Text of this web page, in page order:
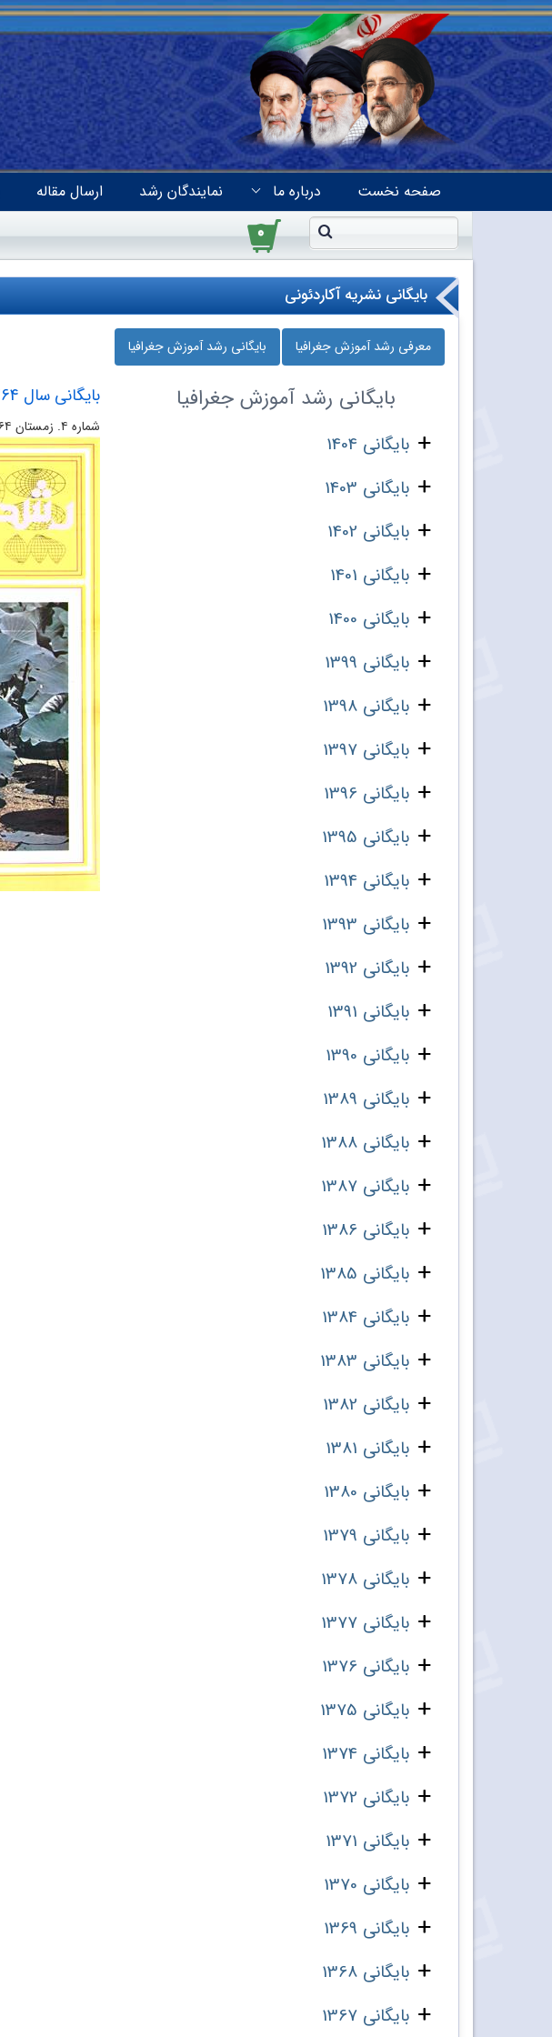
صفحه نخست درباره ما نمایندگان رشد ارسال مقاله
۰
بایگانی نشریه آکاردئونی
معرفی رشد آموزش جغرافیا بایگانی رشد آموزش جغرافیا
بایگانی رشد آموزش جغرافیا
بایگانی 1404
بایگانی 1403
بایگانی 1402
بایگانی 1401
بایگانی 1400
بایگانی 1399
بایگانی 1398
بایگانی 1397
بایگانی 1396
بایگانی 1395
بایگانی 1394
بایگانی 1393
بایگانی 1392
بایگانی 1391
بایگانی 1390
بایگانی 1389
بایگانی 1388
بایگانی 1387
بایگانی 1386
بایگانی 1385
بایگانی 1384
بایگانی 1383
بایگانی 1382
بایگانی 1381
بایگانی 1380
بایگانی 1379
بایگانی 1378
بایگانی 1377
بایگانی 1376
بایگانی 1375
بایگانی 1374
بایگانی 1372
بایگانی 1371
بایگانی 1370
بایگانی 1369
بایگانی 1368
بایگانی 1367
بایگانی سال 1364
شماره ۴. زمستان ۱۳۶۴